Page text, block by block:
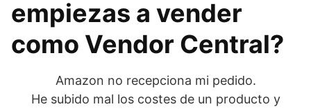
empiezas a vender
como Vendor Central?
Amazon no recepciona mi pedido.
He subido mal los costes de un producto y